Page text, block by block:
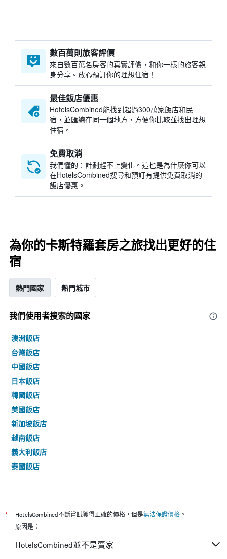
數百萬則旅客評價
來自數百萬名房客的真實評價，和你一樣的旅客親
身分享。放心預訂你的理想住宿！
最佳飯店優惠
HotelsCombined​能找到超過300萬家飯店和民
宿，並匯總在同一個地方，方便你比較並找出理想
住宿。
免費取消
我們懂的：計劃趕不上變化。這也是為什麼你可以
在HotelsCombined搜尋和預訂有提供免費取消的
飯店優惠。
為你的卡斯特羅套房之旅找出更好的住
宿
熱門國家 熱門城市
我們使用者搜索的國家
澳洲飯店
台灣飯店
中國飯店
日本飯店
韓國飯店
美國飯店
新加坡飯店
越南飯店
義大利飯店
泰國飯店
* HotelsCombined不斷嘗試獲得正確的價格，但是無法保證價格 。
原因是：
HotelsCombined並不是賣家